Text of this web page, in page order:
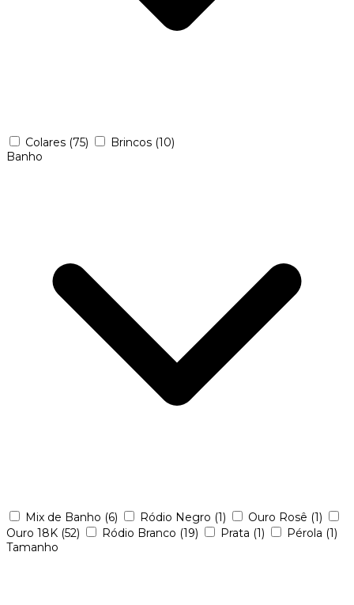
Colares (75) Brincos (10)
Banho
Mix de Banho (6) Ródio Negro (1) Ouro Rosê (1)
Ouro 18K (52) Ródio Branco (19) Prata (1) Pérola (1)
Tamanho